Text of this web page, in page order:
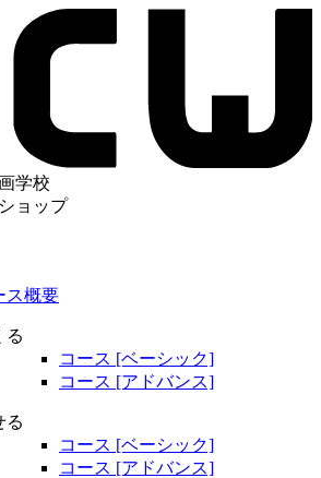
学校
ョップ
ス概要
る
コース [ベーシック]
コース [アドバンス]
る
コース [ベーシック]
コース [アドバンス]